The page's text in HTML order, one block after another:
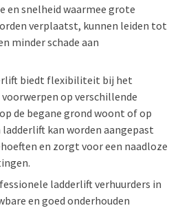
en snelheid waarmee grote
verplaatst, kunnen leiden tot
minder schade aan
biedt flexibiliteit bij het
op verschillende
de begane grond woont of op
kan worden aangepast
en zorgt voor een naadloze
ladderlift verhuurders in
en goed onderhouden